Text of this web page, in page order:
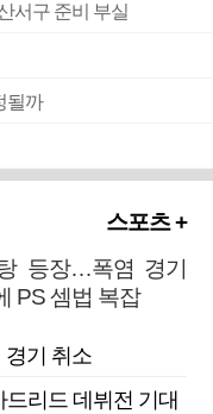
서구 준비 부실
될까
스포츠 +
등장…폭염 경기
PS 셈법 복잡
기 취소
리드 데뷔전 기대